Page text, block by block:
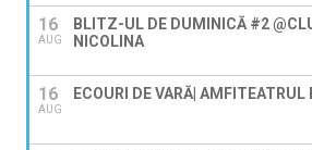
16
AUG
BLITZ-UL DE DUMINICĂ #2
NICOLINA
16
AUG
ECOURI DE VARĂ|